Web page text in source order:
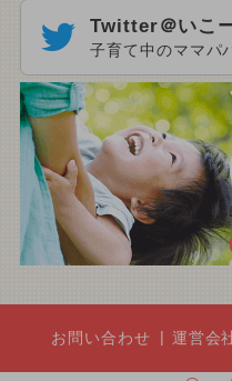
Twitter＠いこ
子育て中のママパ
お問い合わせ 運営会